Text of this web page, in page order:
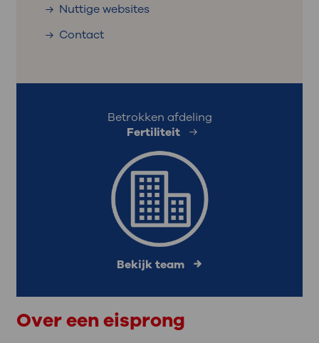
Nuttige websites
Contact
Betrokken afdeling
Fertiliteit
Bekijk team
Over een eisprong